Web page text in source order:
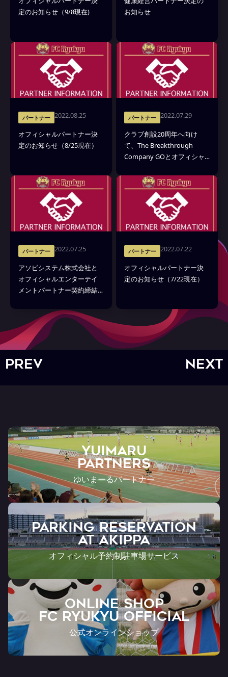
定のお知らせ（9/8現在)
お知らせ
パートナー 2022.08.25
オフィシャルパートナー決
定のお知らせ（8/25現在）
パートナー 2022.07.29
クラブ創設20周年へ向け
て、The Breakthrough
Company GOとオフィシャ
ー契約締結のお知らせ
パートナー 2022.07.25
アソビシステム株式会社と
オフィシャルエンターテイ
メントパートナー契約締結
パートナー 2022.07.22
オフィシャルパートナー決
定のお知らせ（7/22現在）
PREV NEXT
YUIMARU
Partners
ゆいまーるパートナー
PARKING RESERVATION
AT Akippa
オフィシャル予約制駐車場サービス
ONLINE SHOP
FC RYUKYU OFFICIAL
公式オンラインショップ